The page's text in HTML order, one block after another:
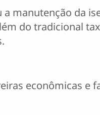
manutenção da
do tradicional
econômicas e